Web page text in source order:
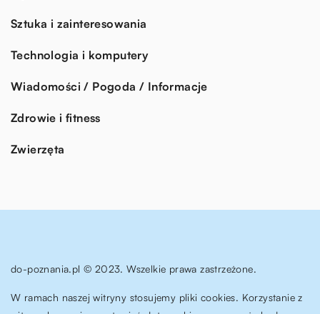
Sztuka i zainteresowania
Technologia i komputery
Wiadomości / Pogoda / Informacje
Zdrowie i fitness
Zwierzęta
do-poznania.pl © 2023. Wszelkie prawa zastrzeżone.
W ramach naszej witryny stosujemy pliki cookies. Korzystanie z